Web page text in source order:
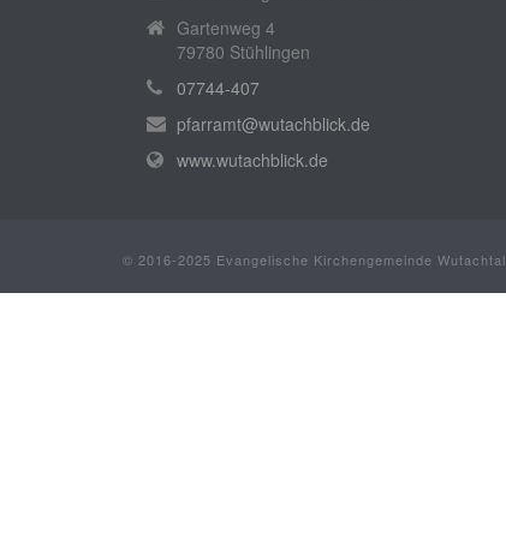
Gartenweg 4
79780 Stühlingen
07744-407
pfarramt@wutachblick.de
www.wutachblick.de
© 2016-2025 Evangelische Kirchengemeinde Wutachtal